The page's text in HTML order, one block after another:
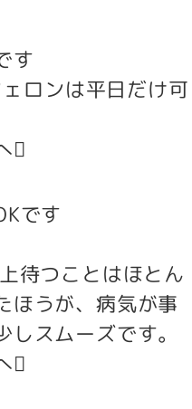
す
ロンは平日だけ可
です
待つことはほとん
ほうが、病気が事
スムーズです。